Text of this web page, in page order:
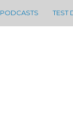
PODCASTS TEST